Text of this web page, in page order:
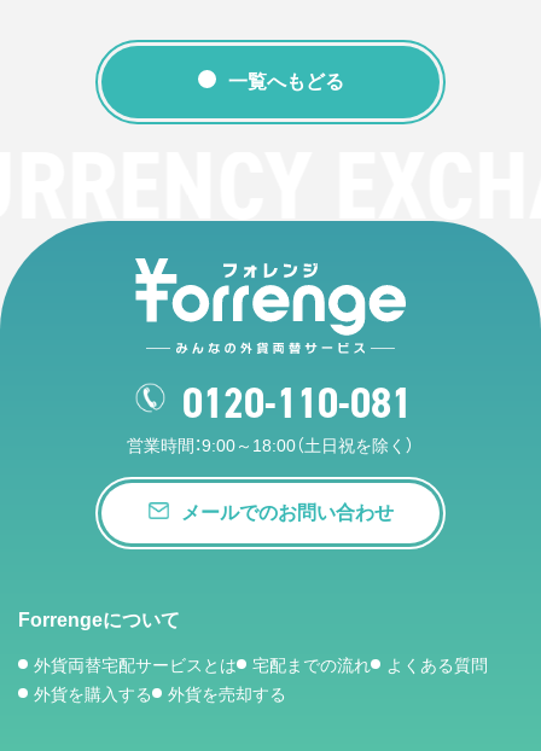
一覧へもどる
0120-110-081
営業時間：9:00～18:00（土日祝を除く）
メールでのお問い合わせ
Forrengeについて
外貨両替宅配サービスとは 宅配までの流れ
よくある質問
外貨を購入する
外貨を売却する